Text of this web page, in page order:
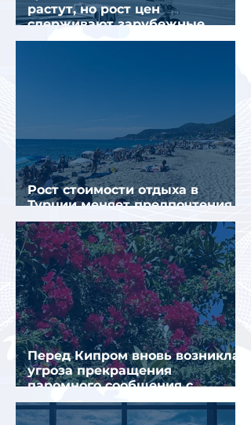
растут, но рост цен
сдерживают зарубежные
конкуренты
Рост стоимости отдыха в
Турции меняет предпочтения
туристов
Перед Кипром вновь возникла
угроза прекращения
паромного сообщения с
Грецией